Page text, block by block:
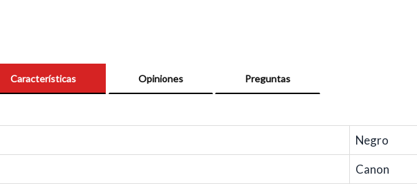
Características Opiniones Preguntas
Negro
Canon